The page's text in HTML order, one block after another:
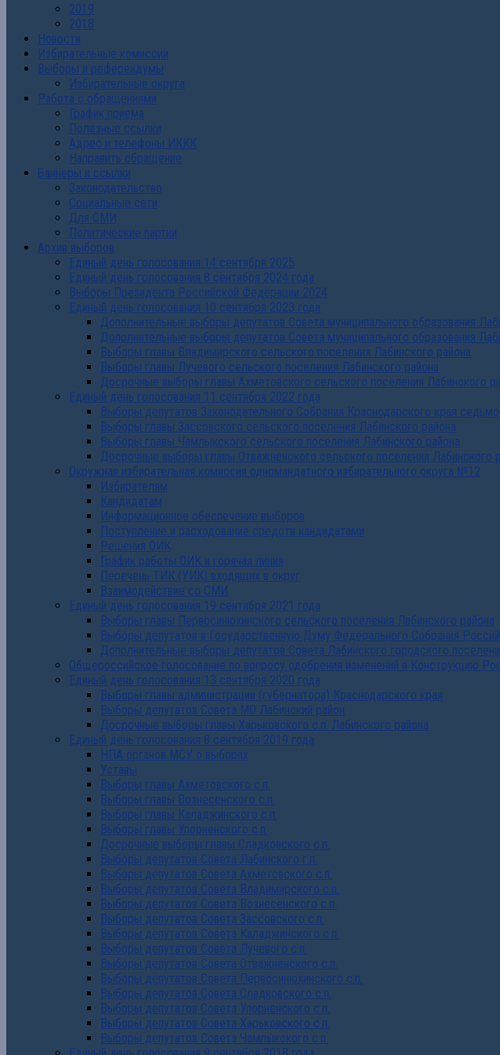
2019
2018
Новости
Избирательные комиссии
Выборы и референдумы
Избирательные округа
Работа с обращениями
График приема
Полезные ссылки
Адрес и телефоны ИККК
Направить обращение
Баннеры и ссылки
Законодательство
Социальные сети
Для СМИ
Политические партии
Архив выборов
Единый день голосования 14 сентября 2025
Единый день голосования 8 сентября 2024 года
Выборы Президента Российской Федерации 2024
Единый день голосования 10 сентября 2023 года
Дополнительные выборы депутатов Совета муниципального образования
Дополнительные выборы депутатов Совета муниципального образования
Выборы главы Владимирского сельского поселения Лабинского района
Выборы главы Лучевого сельского поселения Лабинского района
Досрочные выборы главы Ахметовского сельского поселения Лабинского
Единый день голосования 11 сентября 2022 года
Выборы депутатов Законодательного Собрания Краснодарского края
Выборы главы Зассовского сельского поселения Лабинского района
Выборы главы Чамлыкского сельского поселения Лабинского района
Досрочные выборы главы Отважненского сельского поселения Лабинского
Окружная избирательная комиссия одномандатного избирательного округа №12
Избирателям
Кандидатам
Информационное обеспечение выборов
Поступление и расходование средств кандидатами
Решения ОИК
График работы ОИК и горячая линия
Перечень ТИК (УИК) входящих в округ
Взаимодействие со СМИ
Единый день голосования 19 сентября 2021 года
Выборы главы Первосинюхинского сельского поселения Лабинского района
Выборы депутатов в Государственную Думу Федерального Собрания
Дополнительные выборы депутатов Совета Лабинского городского
Общероссийское голосование по вопросу одобрения изменений в Конструкцию
Единый день голосования 13 сентября 2020 года
Выборы главы администрации (губернатора) Краснодарского края
Выборы депутатов Совета МО Лабинский район
Досрочные выборы главы Харьковского с.п. Лабинского района
Единый день голосования 8 сентября 2019 года
НПА органов МСУ о выборах
Уставы
Выборы главы Ахметовского с.п.
Выборы главы Вознесенского с.п.
Выборы главы Каладжинского с.п.
Выборы главы Упорненского с.п.
Досрочные выборы главы Сладковского с.п.
Выборы депутатов Совета Лабинского г.п.
Выборы депутатов Совета Ахметовского с.п.
Выборы депутатов Совета Владимирского с.п.
Выборы депутатов Совета Вознесенского с.п.
Выборы депутатов Совета Зассовского с.п.
Выборы депутатов Совета Каладжинского с.п.
Выборы депутатов Совета Лучевого с.п.
Выборы депутатов Совета Отважненского с.п.
Выборы депутатов Совета Первосинюхинского с.п.
Выборы депутатов Совета Сладковского с.п.
Выборы депутатов Совета Упорненского с.п.
Выборы депутатов Совета Харьковского с.п.
Выборы депутатов Совета Чамлыкского с.п.